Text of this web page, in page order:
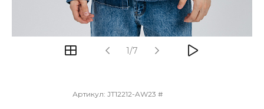
1/7
Артикул: JT12212-AW23 #